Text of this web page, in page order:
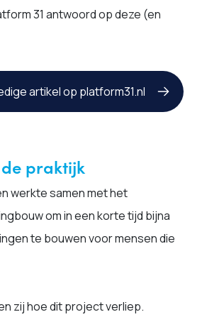
31 antwoord op deze (en
artikel op platform31.nl
praktijk
werkte samen met het
om in een korte tijd bijna
te bouwen voor mensen die
zij hoe dit project verliep.